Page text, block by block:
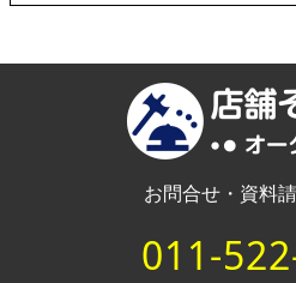
お問合せ・資料
011-